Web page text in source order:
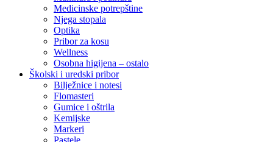
Medicinske potrepštine
Njega stopala
Optika
Pribor za kosu
Wellness
Osobna higijena – ostalo
Školski i uredski pribor
Bilježnice i notesi
Flomasteri
Gumice i oštrila
Kemijske
Markeri
Pastele